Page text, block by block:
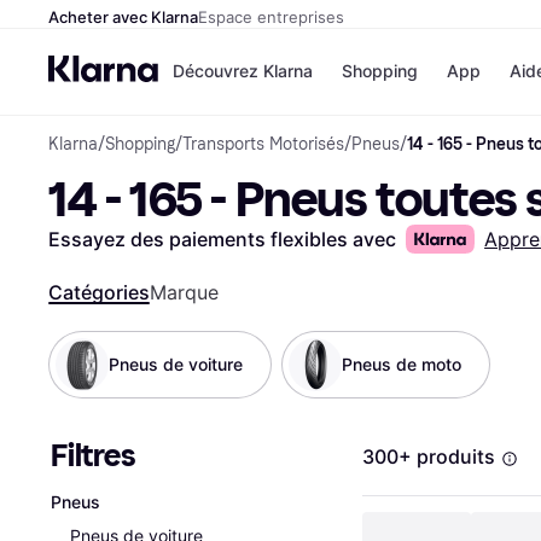
Acheter avec KlarnaEspace entreprises
Découvrez Klarna
Options de paiement
Toutes les options de
Payer maintenant
Paiement en 3 fois
Paiement à 30 jours
Shopping
Magasins
Airbnb
Temu
Voir tous les
App
Klarna/Shopping/Transports Motorisés/Pneus/14 - 165 - Pneus
14 - 165 - Pneus toutes
Essayez des paiements flexibles avec
CatégoriesMarque
Pneus de voiture Pneus de moto
Filtres
Pneus
Pneus de voiture
300+ produits